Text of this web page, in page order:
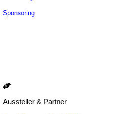
Sponsoring
Aussteller & Partner